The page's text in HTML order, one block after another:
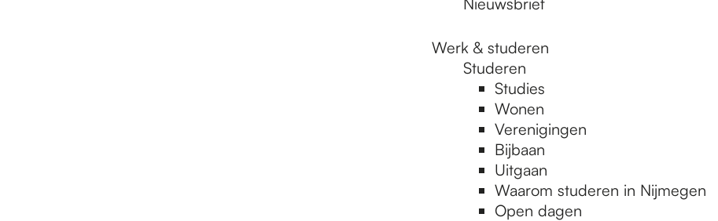
Werk & studeren
Studeren
Studies
Wonen
Verenigingen
Bijbaan
Uitgaan
Waarom studeren in Nijmegen
Open dagen